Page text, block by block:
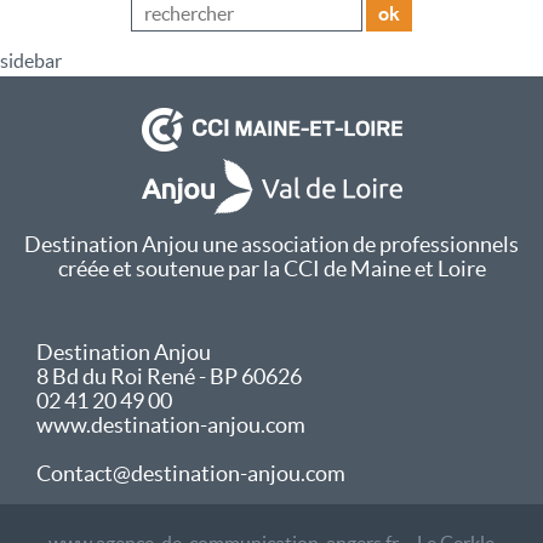
ok
sidebar
Destination Anjou une association de professionnels
créée et soutenue par la CCI de Maine et Loire
Destination Anjou
8 Bd du Roi René - BP 60626
02 41 20 49 00
www.destination-anjou.com
Contact@destination-anjou.com